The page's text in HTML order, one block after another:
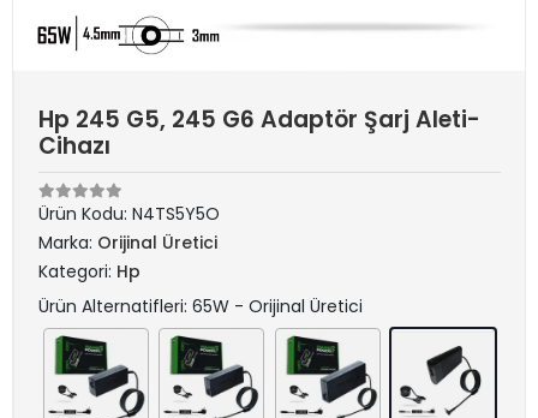
Hp 245 G5, 245 G6 Adaptör Şarj Aleti-
Cihazı
Ürün Kodu: N4TS5Y5O
Marka: Orijinal Üretici
Kategori: Hp
Ürün Alternatifleri: 65W - Orijinal Üretici